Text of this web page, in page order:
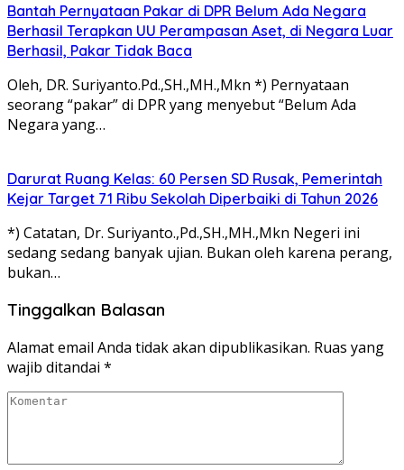
Bantah Pernyataan Pakar di DPR Belum Ada Negara
Berhasil Terapkan UU Perampasan Aset, di Negara Luar
Berhasil, Pakar Tidak Baca
Oleh, DR. Suriyanto.Pd.,SH.,MH.,Mkn *) Pernyataan
seorang “pakar” di DPR yang menyebut “Belum Ada
Negara yang…
Darurat Ruang Kelas: 60 Persen SD Rusak, Pemerintah
Kejar Target 71 Ribu Sekolah Diperbaiki di Tahun 2026
*) Catatan, Dr. Suriyanto.,Pd.,SH.,MH.,Mkn Negeri ini
sedang sedang banyak ujian. Bukan oleh karena perang,
bukan…
Tinggalkan Balasan
Alamat email Anda tidak akan dipublikasikan. Ruas yang
wajib ditandai *